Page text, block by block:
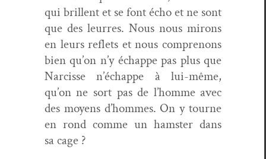
qui bril­lent et se font écho et ne sont
que des leur­res. Nous nous mirons
en leurs reflets et nous com­prenons
bien qu’on n’y échappe pas plus que
Nar­cisse n’échappe à lui-même,
qu’on ne sort pas de l’homme avec
des moyens d’hommes. On y tourne
en rond comme un ham­ster dans
sa cage ?